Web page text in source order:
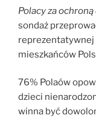
Polacy za
sondaż
reprezentatywnej
mieszkańców
76% Polaów
dzieci
winna być